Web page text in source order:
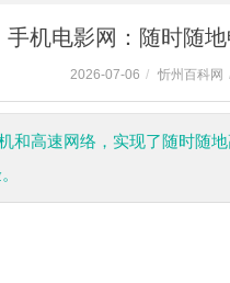
手机电影网：随时随
2026-07-06 / 忻州百科网
和高速网络，实现了随时随